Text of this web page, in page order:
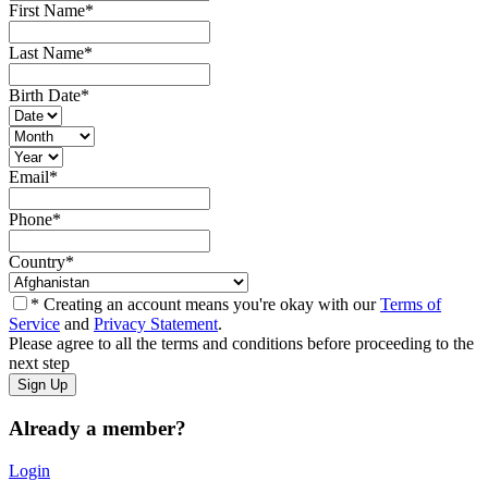
First Name*
Last Name*
Birth Date*
Email*
Phone*
Country*
* Creating an account means you're okay with ourTerms of
Service and Privacy Statement.
Please agree to all the terms and conditions before proceeding to the
next step
Already a member?
Login